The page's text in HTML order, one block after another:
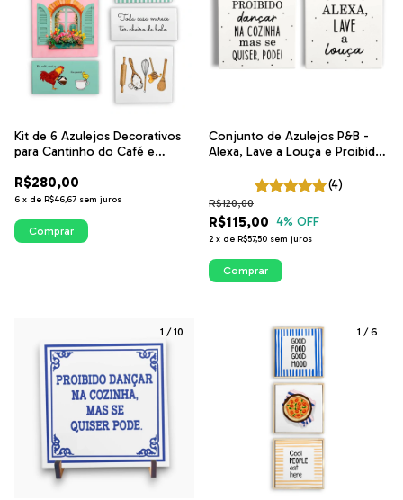
Kit de 6 Azulejos Decorativos
para Cantinho do Café e
R$280,00
6 x de R$46,67 sem juros
Comprar
Conjunto de Azulejos P&B -
Alexa, Lave a Louça e Proibido
(4)
R$115,00
R$120,00
4% OFF
2 x de R$57,50 sem juros
Comprar
1 /10 1 /6